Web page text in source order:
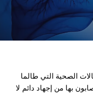
الصحية التي طالما
بها من إجهاد دائم لا